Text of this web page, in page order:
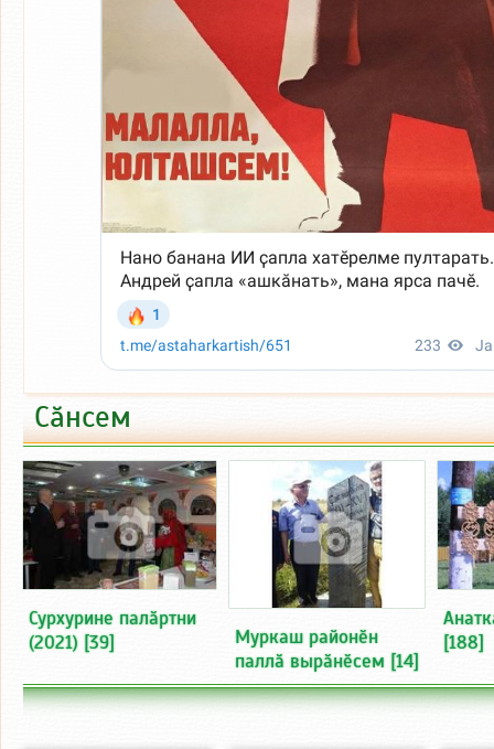
Сӑнсем
Сурхурине палӑртни
(2021) [39]
Муркаш районӗн
паллӑ вырӑнӗсем[14]
[188]